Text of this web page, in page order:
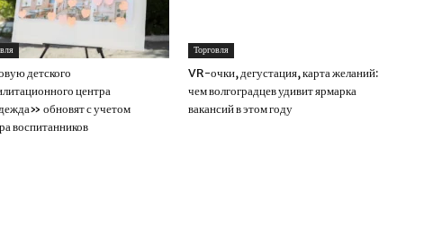
детского
центра
обновят с учетом
воспитанников
Торговля
VR-очки, дегустация, карта желаний:
чем волгоградцев удивит ярмарка
вакансий в этом году